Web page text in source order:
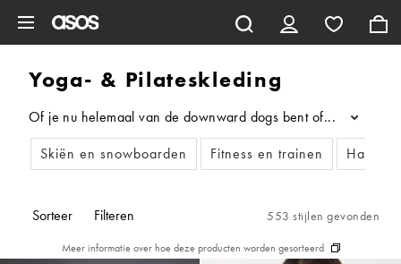
Yoga- & Pilateskleding
Of je nu helemaal van de downward dogs bent of altijd gaat
...
Skiën en snowboarden
Fitness en trainen
Sorteer Filteren 553 stijlen gevonden
Meer informatie over hoe deze producten worden gesorteerd